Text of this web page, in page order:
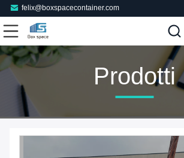
felix@boxspacecontainer.com
Prodotti